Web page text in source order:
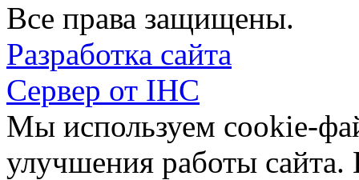
Все права защищены.
Разработка сайта
Сервер от IHC
Мы используем cookie-
улучшения работы сайта.